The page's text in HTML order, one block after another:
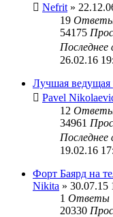
Nefrit »
19
54175
Последнее
26.02.16
Лучшая ведущая
Pavel
12
34961
Последнее
19.02.16
Форт Баярд на
Nikita » 30.07.15
1 Ответы
20330